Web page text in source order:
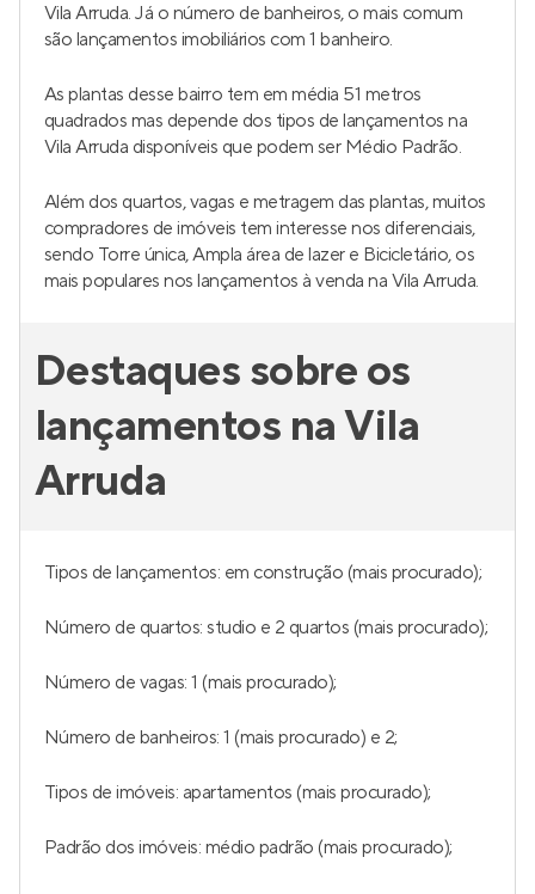
Vila Arruda. Já o número de banheiros, o mais comum
são lançamentos imobiliários com 1 banheiro.
As plantas desse bairro tem em média 51 metros
quadrados mas depende dos tipos de lançamentos na
Vila Arruda disponíveis que podem ser Médio Padrão.
Além dos quartos, vagas e metragem das plantas, muitos
compradores de imóveis tem interesse nos diferenciais,
sendo Torre única, Ampla área de lazer e Bicicletário, os
mais populares nos lançamentos à venda na Vila Arruda.
Destaques sobre os
lançamentos na Vila
Arruda
Tipos de lançamentos: em construção (mais procurado);
Número de quartos: studio e 2 quartos (mais procurado);
Número de vagas: 1 (mais procurado);
Número de banheiros: 1 (mais procurado) e 2;
Tipos de imóveis: apartamentos (mais procurado);
Padrão dos imóveis: médio padrão (mais procurado);